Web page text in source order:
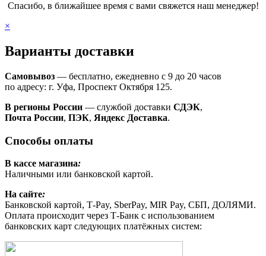
Спасибо, в ближайшее время с вами свяжется наш менеджер!
×
Варианты доставки
Самовывоз — бесплатно, ежедневно с 9 до 20 часов
по адресу: г. Уфа, Проспект Октября 125.
В регионы России — службой доставки СДЭК,
Почта России, ПЭК, Яндекс Доставка.
Способы оплаты
В кассе магазина:
Наличными или банковской картой.
На сайте:
Банковской картой, Т-Pay, SberPay, MIR Pay, СБП, ДОЛЯМИ.
Оплата происходит через Т-Банк с использованием
банковских карт следующих платёжных систем: